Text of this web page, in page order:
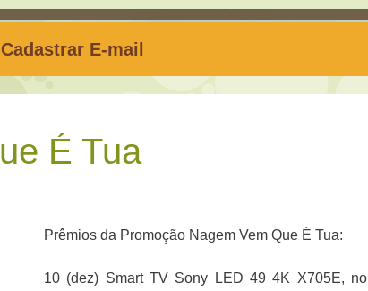
Cadastrar E-mail
É Tua
Prêmios da Promoção Nagem Vem Que É Tua:
10 (dez) Smart TV Sony LED 49 4K X705E, no